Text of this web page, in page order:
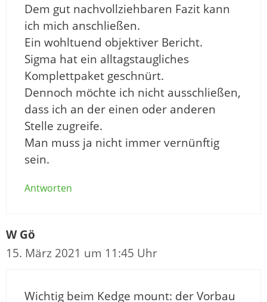
Dem gut nachvollziehbaren Fazit kann
ich mich anschließen.
Ein wohltuend objektiver Bericht.
Sigma hat ein alltagstaugliches
Komplettpaket geschnürt.
Dennoch möchte ich nicht ausschließen,
dass ich an der einen oder anderen
Stelle zugreife.
Man muss ja nicht immer vernünftig
sein.
Antworten
W Gö
15. März 2021 um 11:45 Uhr
Wichtig beim Kedge mount: der Vorbau